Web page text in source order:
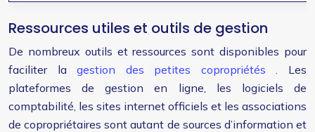
Ressources utiles et outils de gestion
De nombreux outils et ressources sont disponibles pour
faciliter lagestion des petites copropriétés. Les
plateformes de gestion en ligne, les logiciels de
comptabilité, les sites internet officiels et les associations
de copropriétaires sont autant de sources d’information et